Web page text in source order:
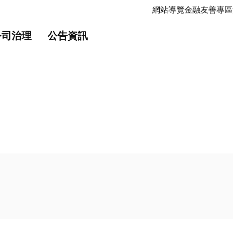
網站導覽金融友善專區
治理 公告資訊